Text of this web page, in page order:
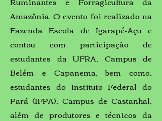
Amazônia. O evento foi realizado na
Fazenda Escola de Igarapé-Açu e
contou com participação de
estudantes da UFRA, Campus de
Belém e Capanema, bem como,
estudantes do Instituto Federal do
Pará (IFPA), Campus de Castanhal,
além de produtores e técnicos da